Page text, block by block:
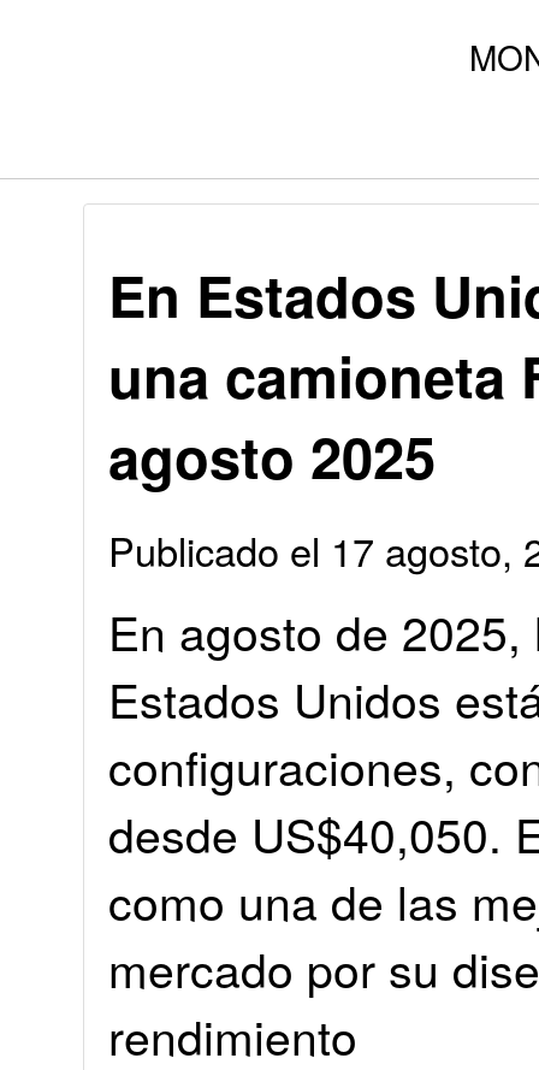
En Estados
una camioneta
agosto 2025
Publicado el 17 agosto,
En agosto de
Estados Unidos
configuraciones,
desde US$40,050.
como una de las
mercado por su
rendimiento